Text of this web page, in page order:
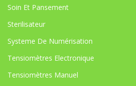
Soin Et Pansement
Sterilisateur
Systeme De Numérisation
Tensiomètres Electronique
Tensiomètres Manuel